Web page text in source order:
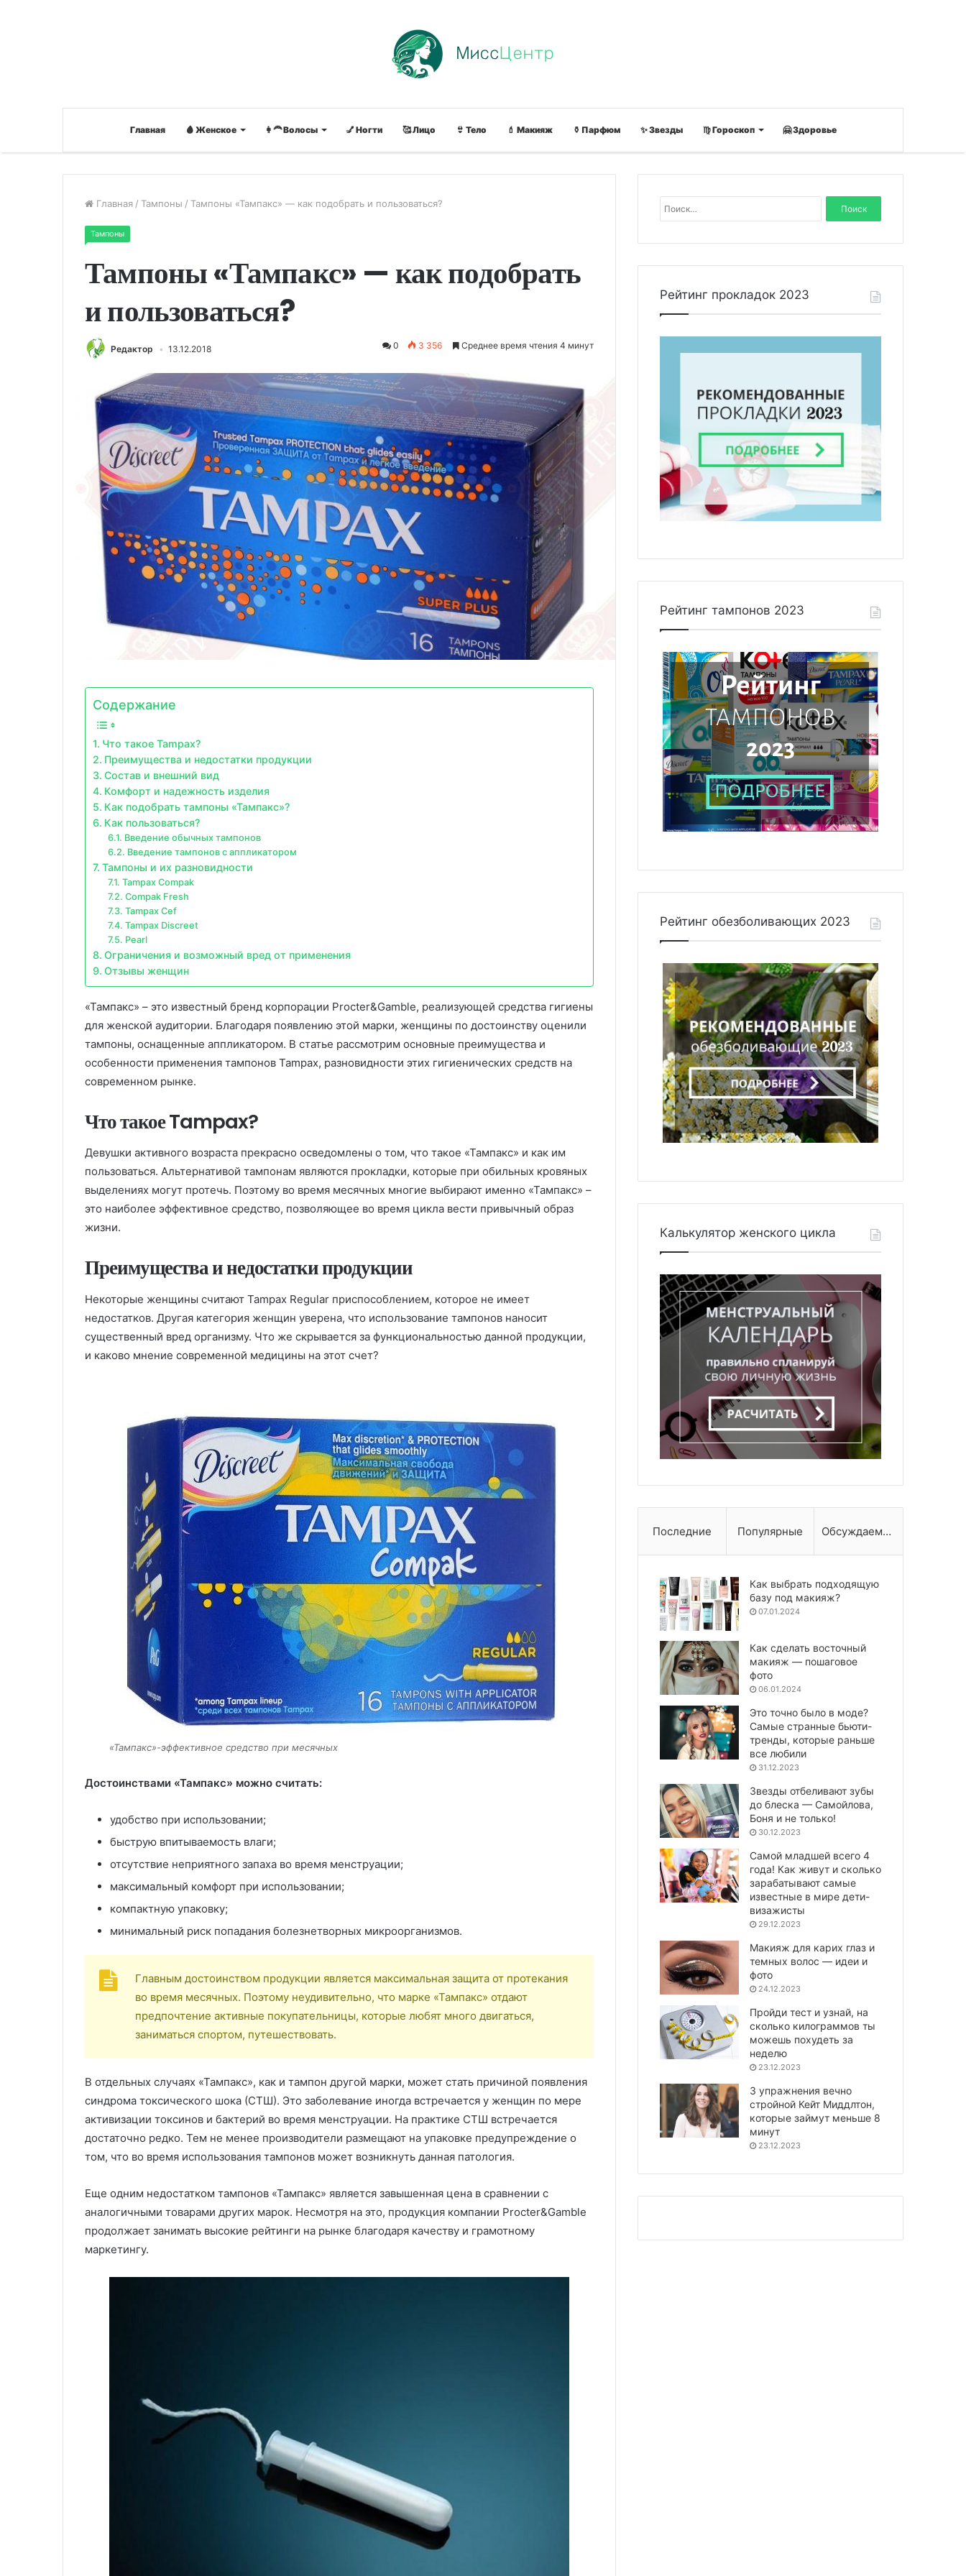
Главная 🩸 Женское 👩‍🦰 Волосы 💅 Ногти 🥰 Лицо 👙 Тело 💄 Макияж ⚱ Парфюм ✨ Звезды ♍ Гороскоп 🤗 Здоровье
Главная / Тампоны / Тампоны «Тампакс» — как подобрать и пользоваться?
Тампоны
Тампоны «Тампакс» — как подобрать
и пользоваться?
Редактор 13.12.2018 0 3 356 Среднее время чтения 4 минут
Содержание
Что такое Tampax?
Преимущества и недостатки продукции
Состав и внешний вид
Комфорт и надежность изделия
Как подобрать тампоны «Тампакс»?
Как пользоваться?
Введение обычных тампонов
Введение тампонов с аппликатором
Тампоны и их разновидности
Tampax Compak
Compak Fresh
Tampax Cef
Tampax Discreet
Pearl
Ограничения и возможный вред от применения
Отзывы женщин
«Тампакс» – это известный бренд корпорации Рrocter&Gamble, реализующей средства гигиены
для женской аудитории. Благодаря появлению этой марки, женщины по достоинству оценили
тампоны, оснащенные аппликатором. В статье рассмотрим основные преимущества и
особенности применения тампонов Tampax, разновидности этих гигиенических средств на
современном рынке.
Что такое Tampax?
Девушки активного возраста прекрасно осведомлены о том, что такое «Тампакс» и как им
пользоваться. Альтернативой тампонам являются прокладки, которые при обильных кровяных
выделениях могут протечь. Поэтому во время месячных многие выбирают именно «Тампакс» –
это наиболее эффективное средство, позволяющее во время цикла вести привычный образ
жизни.
Преимущества и недостатки продукции
Некоторые женщины считают Tampax Regular приспособлением, которое не имеет
недостатков. Другая категория женщин уверена, что использование тампонов наносит
существенный вред организму. Что же скрывается за функциональностью данной продукции,
и каково мнение современной медицины на этот счет?
«Тампакс»-эффективное средство при месячных
Достоинствами «Тампакс» можно считать:
удобство при использовании;
быструю впитываемость влаги;
отсутствие неприятного запаха во время менструации;
максимальный комфорт при использовании;
компактную упаковку;
минимальный риск попадания болезнетворных микроорганизмов.
Главным достоинством продукции является максимальная защита от протекания
во время месячных. Поэтому неудивительно, что марке «Тампакс» отдают
предпочтение активные покупательницы, которые любят много двигаться,
заниматься спортом, путешествовать.
В отдельных случаях «Тампакс», как и тампон другой марки, может стать причиной появления
синдрома токсического шока (СТШ). Это заболевание иногда встречается у женщин по мере
активизации токсинов и бактерий во время менструации. На практике СТШ встречается
достаточно редко. Тем не менее производители размещают на упаковке предупреждение о
том, что во время использования тампонов может возникнуть данная патология.
Еще одним недостатком тампонов «Тампакс» является завышенная цена в сравнении с
аналогичными товарами других марок. Несмотря на это, продукция компании Рrocter&Gamble
продолжает занимать высокие рейтинги на рынке благодаря качеству и грамотному
маркетингу.
а
и
Рейтинг прокладок 2023
Рейтинг тампонов 2023
Рейтинг обезболивающих 2023
Калькулятор женского цикла
Последние Популярные Обсуждаемые
Как выбрать подходящую
базу под макияж?
07.01.2024
Как сделать восточный
макияж — пошаговое
фото
06.01.2024
Это точно было в моде?
Самые странные бьюти-
тренды, которые раньше
все любили
31.12.2023
Звезды отбеливают зубы
до блеска — Самойлова,
Боня и не только!
30.12.2023
Самой младшей всего 4
года! Как живут и сколько
зарабатывают самые
известные в мире дети-
визажисты
29.12.2023
Макияж для карих глаз и
темных волос — идеи и
фото
24.12.2023
Пройди тест и узнай, на
сколько килограммов ты
можешь похудеть за
неделю
23.12.2023
3 упражнения вечно
стройной Кейт Миддлтон,
которые займут меньше 8
минут
23.12.2023